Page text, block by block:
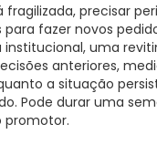
fragilizada, precisar
para fazer novos
uma
anteriores,
a situação
Pode durar uma
promotor.